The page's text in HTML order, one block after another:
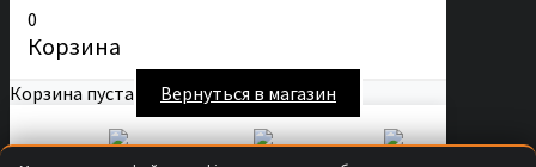
0
Корзина
Корзина пуста Вернуться в магазин